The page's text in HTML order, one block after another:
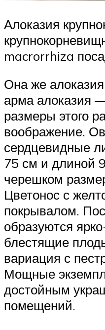
Алоказия
macrorrhiza
Она же
арма алоказия
размеры этого
воображение.
сердцевидные
75 см и длиной
черешком
Цветонос с
покрывалом.
образуются
блестящие
вариация с
Мощные
достойным
помещений.